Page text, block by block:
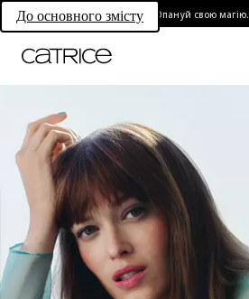
До основного змісту Опануй свою магію.